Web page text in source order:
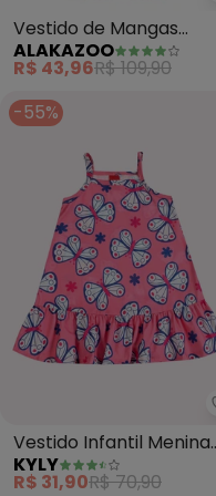
Vestido de Mangas
Curtas com Laço em
Malha (Rosa)
ALAKAZOO
R$ 43,96R$ 109,90
-55%
Vestido Infantil Menina
Borboletas (Rosa)
KYLY
R$ 31,90R$ 70,90